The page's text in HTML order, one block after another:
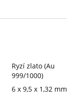
Ryzí zlato (Au
999/1000)
6 x 9,5 x 1,32 mm